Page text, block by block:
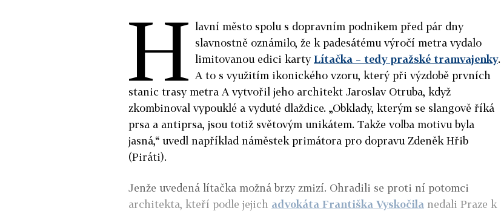
H lavní město spolu s dopravním podnikem před pár dny
slavnostně oznámilo, že k padesátému výročí metra vydalo
limitovanou edici kartyLítačka – tedy pražské tramvajenky.
A to s využitím ikonického vzoru, který při výzdobě prvních
stanic trasy metra A vytvořil jeho architekt Jaroslav Otruba, když
zkombinoval vypouklé a vyduté dlaždice. „Obklady, kterým se slangově říká
prsa a antiprsa, jsou totiž světovým unikátem. Takže volba motivu byla
jasná,“ uvedl například náměstek primátora pro dopravu Zdeněk Hřib
(Piráti).
Jenže uvedená lítačka možná brzy zmizí. Ohradili se proti ní potomci
architekta, kteří podle jejich advokáta Františka Vyskočila nedali Praze k